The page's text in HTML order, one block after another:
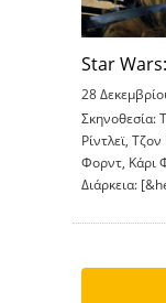
Star
28
Σκηνοθεσία:
Ρίντλεϊ,
Φορντ, Κάρι
Διάρκεια: